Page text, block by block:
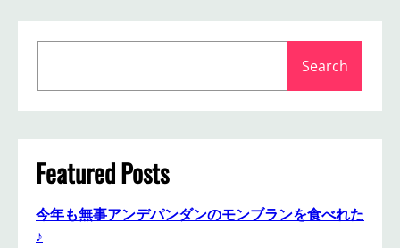
a
r
c
h
Search
Featured Posts
今年も無事アンデパンダンのモンブランを食べれた
♪